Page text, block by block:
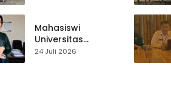
Pasar Cisaat
Mahasiswi
Universitas
Muhammadiyah
24 Juli 2026